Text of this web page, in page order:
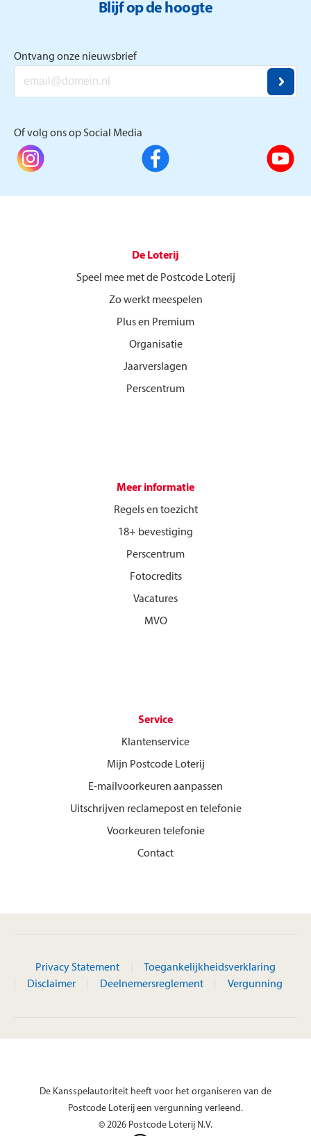
Blijf op de hoogte
Ontvang onze nieuwsbrief
Of volg ons op Social Media
De Loterij
Speel mee met de Postcode Loterij
Zo werkt meespelen
Plus en Premium
Organisatie
Jaarverslagen
Perscentrum
Meer informatie
Regels en toezicht
18+ bevestiging
Perscentrum
Fotocredits
Vacatures
MVO
Service
Klantenservice
Mijn Postcode Loterij
E-mailvoorkeuren aanpassen
Uitschrijven reclamepost en telefonie
Voorkeuren telefonie
Contact
Privacy Statement
Toegankelijkheidsverklaring
Disclaimer
Deelnemersreglement Vergunning
De Kansspelautoriteit heeft voor het organiseren van de
Postcode Loterij een vergunning verleend.
© 2026 Postcode Loterij N.V.